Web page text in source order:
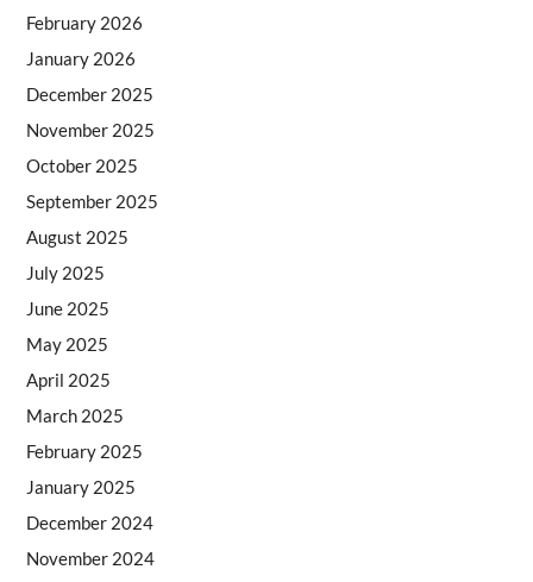
February 2026
January 2026
December 2025
November 2025
October 2025
September 2025
August 2025
July 2025
June 2025
May 2025
April 2025
March 2025
February 2025
January 2025
December 2024
November 2024